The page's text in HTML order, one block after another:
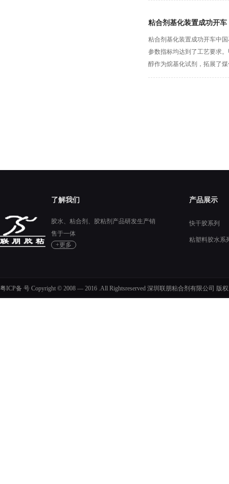
粘合剂基化装置成功开车
粘合剂基化装置成功开车中
参数指标均达到了工艺要求
醇作为烷基化试剂，拓展了
了解我们
胶水、粘合剂、胶粘剂产品研发生产销
售于一体
+更多
产品展示
快干胶系列
粘塑料胶水系
粤ICP备 号 Copyright © 2008 — 2016 .All Rightsreserved 深圳联朋粘合剂有限公司 版